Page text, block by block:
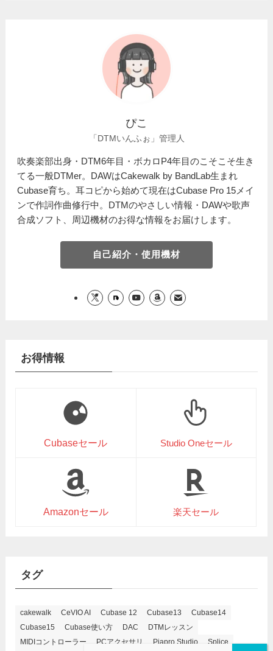
ぴこ
「DTMいんふぉ」管理人
吹奏楽部出身・DTM6年目・ボカロP4年目のこそこそ生き
てる一般DTMer。DAWはCakewalk by BandLab生まれ
Cubase育ち。耳コピから始めて現在はCubase Pro 15メイ
ンで作詞作曲修行中。DTMのやさしい情報・DAWや歌声
合成ソフト、周辺機材のお得な情報をお届けします。
自己紹介・使用機材
お得情報
Cubaseセール Studio Oneセール
Amazonセール 楽天セール
タグ
cakewalk CeVIO AI Cubase 12 Cubase13
Cubase14
Cubase15
Cubase使い方 DAC
DTMレッスン
MIDIコントローラー
PCアクセサリ Piapro Studio Splice